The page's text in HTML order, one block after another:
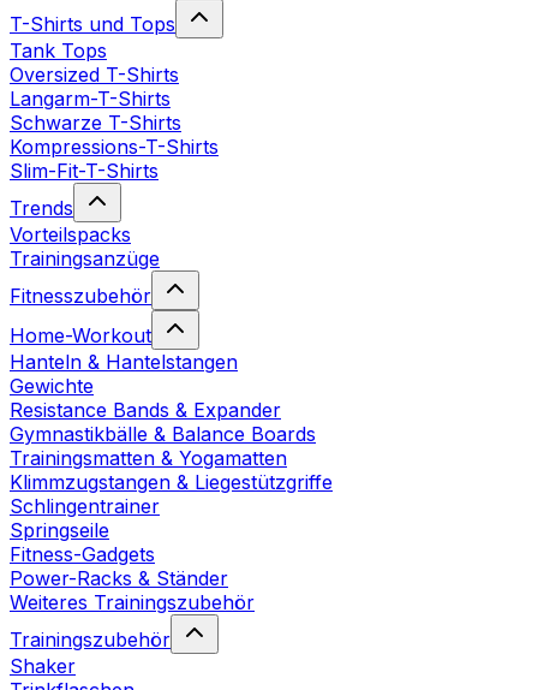
T-Shirts und Tops
Tank Tops
Oversized T-Shirts
Langarm-T-Shirts
Schwarze T-Shirts
Kompressions-T-Shirts
Slim-Fit-T-Shirts
Trends
Vorteilspacks
Trainingsanzüge
Fitnesszubehör
Home-Workout
Hanteln & Hantelstangen
Gewichte
Resistance Bands & Expander
Gymnastikbälle & Balance Boards
Trainingsmatten & Yogamatten
Klimmzugstangen & Liegestützgriffe
Schlingentrainer
Springseile
Fitness-Gadgets
Power-Racks & Ständer
Weiteres Trainingszubehör
Trainingszubehör
Shaker